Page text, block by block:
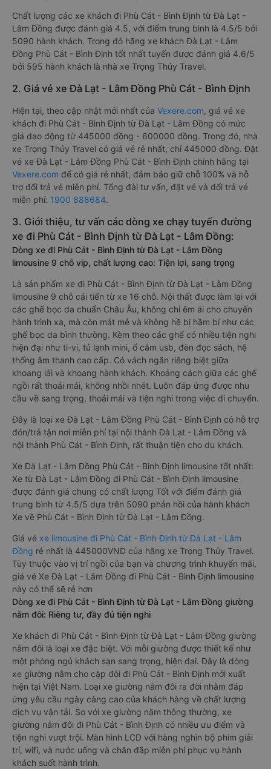
Chất lượng các xe khách đi Phù Cát - Bình Định từ Đà Lạt -
Lâm Đồng được đánh giá 4.5, với điểm trung bình là 4.5/5 bởi
5090 hành khách. Trong đó hãng xe khách Đà Lạt - Lâm
Đồng Phù Cát - Bình Định tốt nhất tuyến được đánh giá 4.6/5
bởi 595 hành khách là nhà xe Trọng Thủy Travel.
2. Giá vé xe Đà Lạt - Lâm Đồng Phù Cát - Bình Định
Hiện tại, theo cập nhật mới nhất của Vexere.com, giá vé xe
khách đi Phù Cát - Bình Định từ Đà Lạt - Lâm Đồng có mức
giá dao động từ 445000 đồng - 600000 đồng. Trong đó, nhà
xe Trọng Thủy Travel có giá vé rẻ nhất, chỉ 445000 đồng. Đặt
vé xe Đà Lạt - Lâm Đồng Phù Cát - Bình Định chính hãng tại
Vexere.com để có giá rẻ nhất, đảm bảo giữ chỗ 100% và hỗ
trợ đổi trả vé miễn phí. Tổng đài tư vấn, đặt vé và đổi trả vé
miễn phí: 1900 888684.
3. Giới thiệu, tư vấn các dòng xe chạy tuyến đường
xe đi Phù Cát - Bình Định từ Đà Lạt - Lâm Đồng:
Dòng xe đi Phù Cát - Bình Định từ Đà Lạt - Lâm Đồng
limousine 9 chỗ vip, chất lượng cao: Tiện lợi, sang trọng
Là sản phẩm xe đi Phù Cát - Bình Định từ Đà Lạt - Lâm Đồng
limousine 9 chỗ cải tiến từ xe 16 chỗ. Nội thất được làm lại với
các ghế bọc da chuẩn Châu Âu, không chỉ êm ái cho chuyến
hành trình xa, mà còn mát mẻ và không hề bị hầm bí như các
ghế bọc da bình thường. Kèm theo các ghế có nhiều tiện nghi
hiện đại như ti-vi, tủ lạnh mini, ổ cắm usb, đèn đọc sách, hệ
thống âm thanh cao cấp. Có vách ngăn riêng biệt giữa
khoang lái và khoang hành khách. Khoảng cách giữa các ghế
ngồi rất thoải mái, không nhồi nhét. Luôn đáp ứng được nhu
cầu về sang trọng, thoải mái và tiện nghi trong việc di chuyển.
Đây là loại xe Đà Lạt - Lâm Đồng Phù Cát - Bình Định có hỗ trợ
đón/trả tận nơi miễn phí tại nội thành Đà Lạt - Lâm Đồng và
nội thành Phù Cát - Bình Định, rất thuận tiện cho du khách.
Xe Đà Lạt - Lâm Đồng Phù Cát - Bình Định limousine tốt nhất:
Xe từ Đà Lạt - Lâm Đồng đi Phù Cát - Bình Định limousine
được đánh giá chung có chất lượng Tốt với điểm đánh giá
trung bình từ 4.5/5 dựa trên 5090 phản hồi của hành khách
Xe về Phù Cát - Bình Định từ Đà Lạt - Lâm Đồng.
Giá vé xe limousine đi Phù Cát - Bình Định từ Đà Lạt - Lâm
Đồng rẻ nhất là 445000VND của hãng xe Trọng Thủy Travel.
Tùy thuộc vào vị trí ngồi của bạn và chương trình khuyến mãi,
giá vé Xe Đà Lạt - Lâm Đồng đi Phù Cát - Bình Định limousine
này có thể sẽ rẻ hơn
Dòng xe đi Phù Cát - Bình Định từ Đà Lạt - Lâm Đồng giường
nằm đôi: Riêng tư, đầy đủ tiện nghi
Xe khách đi Phù Cát - Bình Định từ Đà Lạt - Lâm Đồng giường
nằm đôi là loại xe đặc biệt. Với mỗi giường được thiết kế như
một phòng ngủ khách sạn sang trọng, hiện đại. Đây là dòng
xe giường nằm cho cặp đôi đi Phù Cát - Bình Định mới xuất
hiện tại Việt Nam. Loại xe giường nằm đôi ra đời nhằm đáp
ứng yêu cầu ngày càng cao của khách hàng về chất lượng
dịch vụ vận tải. So với xe giường nằm thông thường, xe
giường nằm đôi đi Phù Cát - Bình Định có nhiều ưu điểm và
tiện nghi vượt trội. Màn hình LCD với hàng nghìn bộ phim giải
trí, wifi, và nước uống và chăn đắp miễn phí phục vụ hành
khách suốt hành trình.